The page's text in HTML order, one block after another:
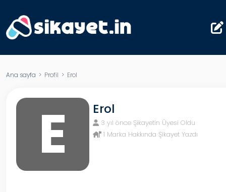
Ana sayfa > Profil > Erol
E Erol
3 yıl önce Şikayetin Üyesi Oldu
1 Marka Hakkında Şikayet Yazdı